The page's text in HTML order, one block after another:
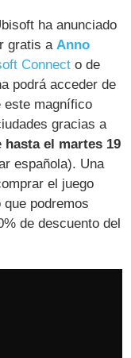
ha anunciado
gratis a Anno
Connect o de
podrá acceder de
este magnífico
gracias a
hasta el martes 19
española). Una
el juego
podremos
de descuento del